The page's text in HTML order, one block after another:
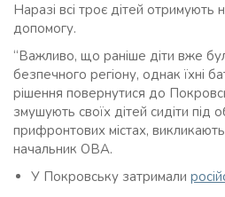
Наразі всі троє дітей отримують
допомогу.
“Важливо, що раніше діти вже
безпечного регіону, однак їхні
рішення повернутися до
змушують своїх дітей сидіти під
прифронтових містах,
начальник ОВА.
У Покровську затримали